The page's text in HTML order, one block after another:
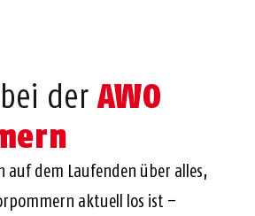
der AWO
auf dem Laufenden über alles,
aktuell los ist –